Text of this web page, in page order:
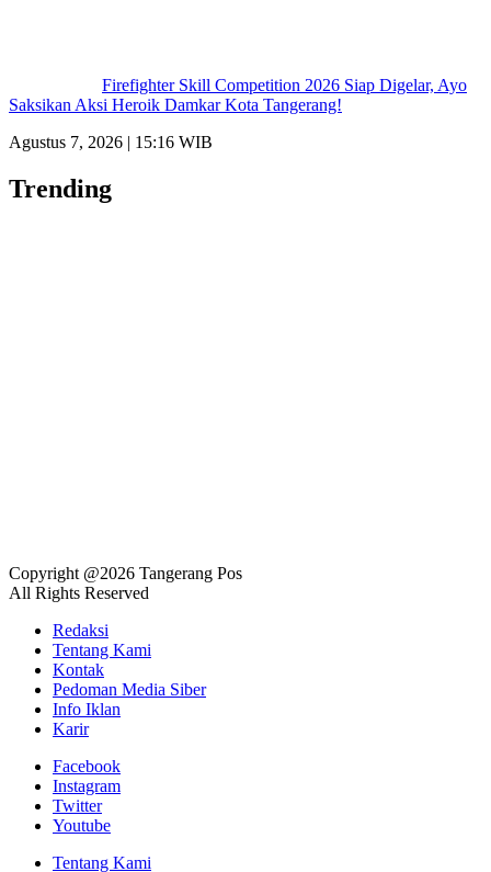
Firefighter Skill Competition 2026 Siap Digelar, Ayo
Saksikan Aksi Heroik Damkar Kota Tangerang!
Agustus 7, 2026 | 15:16 WIB
Trending
Copyright @2026 Tangerang Pos
All Rights Reserved
Redaksi
Tentang Kami
Kontak
Pedoman Media Siber
Info Iklan
Karir
Facebook
Instagram
Twitter
Youtube
Tentang Kami